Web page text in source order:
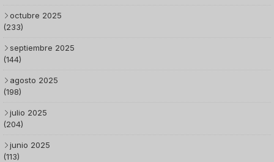
octubre 2025
(233)
septiembre 2025
(144)
agosto 2025
(198)
julio 2025
(204)
junio 2025
(113)